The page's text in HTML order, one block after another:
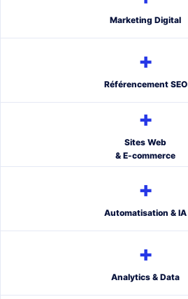
Marketing Digital
+
Référencement SEO
+
Sites Web
& E-commerce
+
Automatisation & IA
+
Analytics & Data